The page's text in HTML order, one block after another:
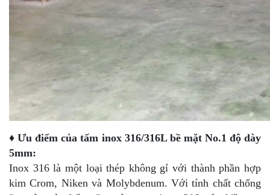
♦ Ưu điểm của tấm inox 316/316L bề mặt No.1 độ dày
5mm:
Inox 316 là một loại thép không gỉ với thành phần hợp
kim Crom, Niken và Molybdenum. Với tính chất chống